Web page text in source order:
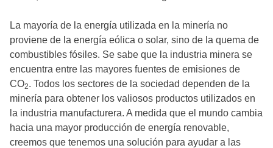
La mayoría de la energía utilizada en la minería no
proviene de la energía eólica o solar, sino de la quema de
combustibles fósiles. Se sabe que la industria minera se
encuentra entre las mayores fuentes de emisiones de
CO2. Todos los sectores de la sociedad dependen de la
minería para obtener los valiosos productos utilizados en
la industria manufacturera. A medida que el mundo cambia
hacia una mayor producción de energía renovable,
creemos que tenemos una solución para ayudar a las